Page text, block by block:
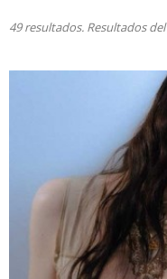
49 resultados. Resultados